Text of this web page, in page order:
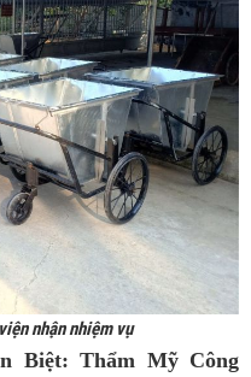
nhận nhiệm vụ
Biệt: Thẩm Mỹ Công